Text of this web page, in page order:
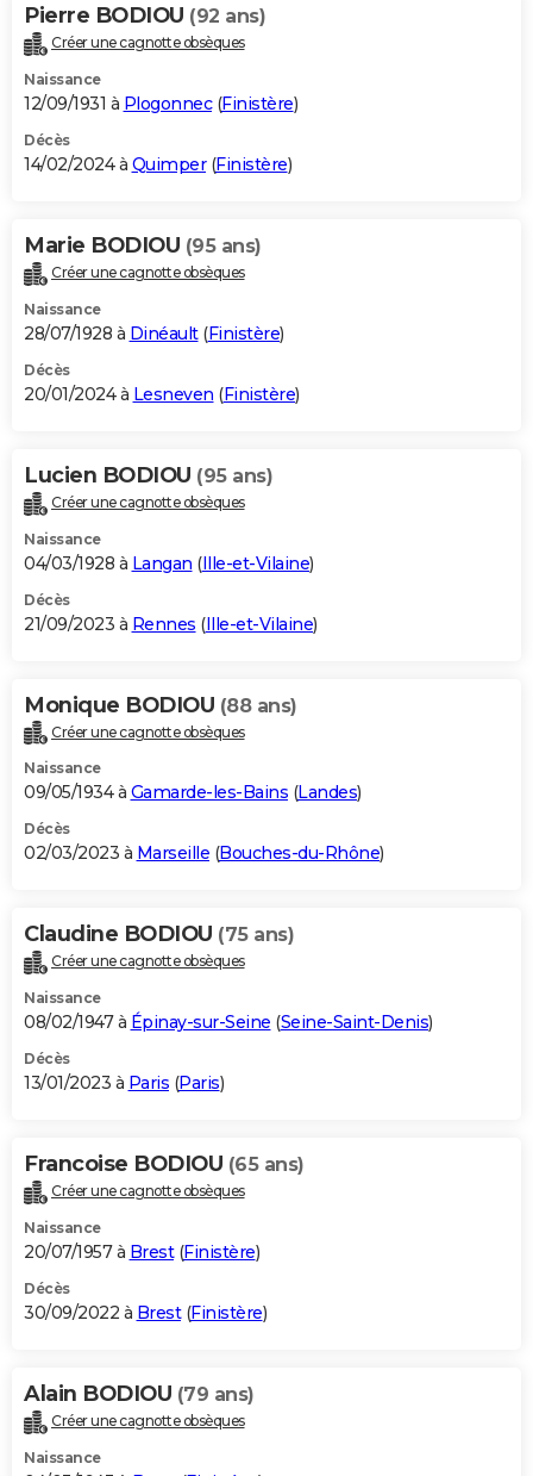
Pierre BODIOU (92 ans)
Créer une cagnotte obsèques
Naissance
12/09/1931 à Plogonnec(Finistère)
Décès
14/02/2024 à Quimper(Finistère)
Marie BODIOU (95 ans)
Créer une cagnotte obsèques
Naissance
28/07/1928 à Dinéault(Finistère)
Décès
20/01/2024 à Lesneven (Finistère)
Lucien BODIOU (95 ans)
Créer une cagnotte obsèques
Naissance
04/03/1928 à Langan (Ille-et-Vilaine)
Décès
21/09/2023 à Rennes (Ille-et-Vilaine)
Monique BODIOU (88 ans)
Créer une cagnotte obsèques
Naissance
09/05/1934 à Gamarde-les-Bains (Landes)
Décès
02/03/2023 à Marseille (Bouches-du-Rhône)
Claudine BODIOU (75 ans)
Créer une cagnotte obsèques
Naissance
08/02/1947 à Épinay-sur-Seine (Seine-Saint-Denis)
Décès
13/01/2023 à Paris (Paris)
Francoise BODIOU (65 ans)
Créer une cagnotte obsèques
Naissance
20/07/1957 à Brest(Finistère)
Décès
30/09/2022 à Brest(Finistère)
Alain BODIOU (79 ans)
Créer une cagnotte obsèques
Naissance